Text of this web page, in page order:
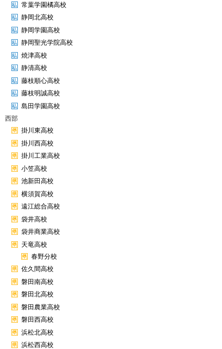
常葉学園橘高校
静岡北高校
静岡学園高校
静岡聖光学院高校
焼津高校
静清高校
藤枝順心高校
藤枝明誠高校
島田学園高校
西部
掛川東高校
掛川西高校
掛川工業高校
小笠高校
池新田高校
横須賀高校
遠江総合高校
袋井高校
袋井商業高校
天竜高校
春野分校
佐久間高校
磐田南高校
磐田北高校
磐田農業高校
磐田西高校
浜松北高校
浜松西高校